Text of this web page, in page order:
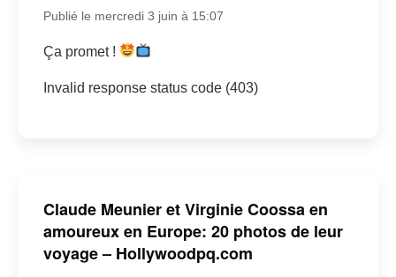
Publié le mercredi 3 juin à 15:07
Ça promet !
Invalid response status code (403)
Claude Meunier et Virginie Coossa en
amoureux en Europe: 20 photos de leur
voyage – Hollywoodpq.com